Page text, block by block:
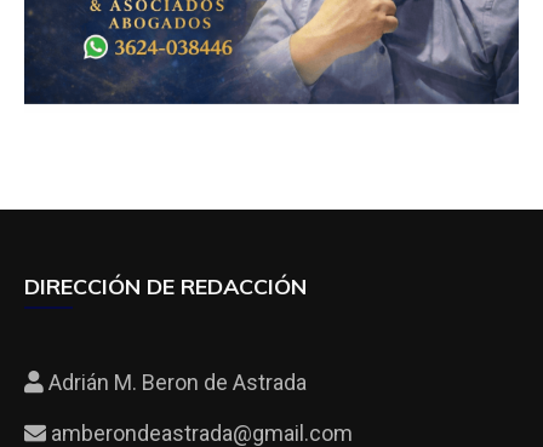
DIRECCIÓN DE REDACCIÓN
Adrián M. Beron de Astrada
amberondeastrada@gmail.com